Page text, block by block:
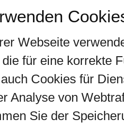
Webseite
für eine korrekte
Cookies für
Analyse von
Sie der